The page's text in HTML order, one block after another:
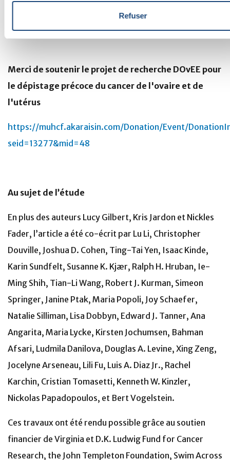
Refuser
l’incidence que le test Pap a eue sur le cancer du col
Merci de soutenir le projet de recherche DOvEE pour
le dépistage précoce du cancer de l'ovaire et de
l'utérus
https://muhcf.akaraisin.com/Donation/Event/
seid=13277&mid=48
Au sujet de l’étude
En plus des auteurs Lucy Gilbert, Kris Jardon et Nickles
Fader, l’article a été co-écrit par Lu Li, Christopher
Douville, Joshua D. Cohen, Ting-Tai Yen, Isaac Kinde,
Karin Sundfelt, Susanne K. Kjær, Ralph H. Hruban, Ie-
Ming Shih, Tian-Li Wang, Robert J. Kurman, Simeon
Springer, Janine Ptak, Maria Popoli, Joy Schaefer,
Natalie Silliman, Lisa Dobbyn, Edward J. Tanner, Ana
Angarita, Maria Lycke, Kirsten Jochumsen, Bahman
Afsari, Ludmila Danilova, Douglas A. Levine, Xing Zeng,
Jocelyne Arseneau, Lili Fu, Luis A. Diaz Jr., Rachel
Karchin, Cristian Tomasetti, Kenneth W. Kinzler,
Nickolas Papadopoulos, et Bert Vogelstein.
Ces travaux ont été rendu possible grâce au soutien
financier de Virginia et D.K. Ludwig Fund for Cancer
Research, the John Templeton Foundation, Swim Across